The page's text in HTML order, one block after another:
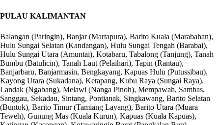
PULAU KALIMANTAN
Balangan (Paringin), Banjar (Martapura), Barito Kuala (Marabahan),
Hulu Sungai Selatan (Kandangan), Hulu Sungai Tengah (Barabai),
Hulu Sungai Utara (Amuntai), Kotabaru, Tabalong (Tanjung), Tanah
Bumbu (Batulicin), Tanah Laut (Pelaihari), Tapin (Rantau),
Banjarbaru, Banjarmasin, Bengkayang, Kapuas Hulu (Putussibau),
Kayong Utara (Sukadana), Ketapang, Kubu Raya (Sungai Raya),
Landak (Ngabang), Melawi (Nanga Pinoh), Mempawah, Sambas,
Sanggau, Sekadau, Sintang, Pontianak, Singkawang, Barito Selatan
(Buntok), Barito Timur (Tamiang Layang), Barito Utara (Muara
Teweh), Gunung Mas (Kuala Kurun), Kapuas (Kuala Kapuas),